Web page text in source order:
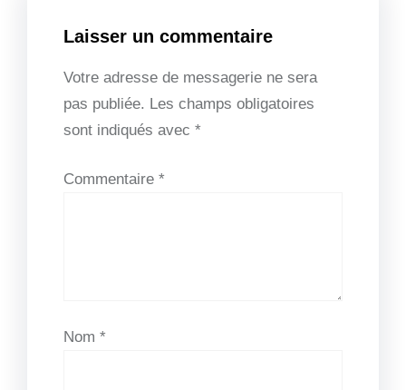
Laisser un commentaire
Votre adresse de messagerie ne sera
pas publiée. Les champs obligatoires
sont indiqués avec *
Commentaire *
Nom *